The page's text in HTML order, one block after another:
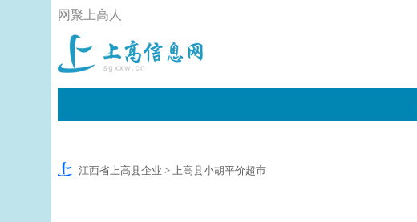
网聚上高人
江西省上高县企业 > 上高县小胡平价超市